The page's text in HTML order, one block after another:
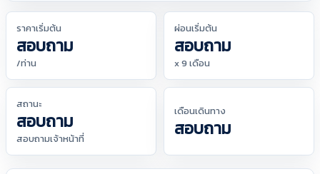
ราคาเริ่มต้น
สอบถาม
/ท่าน
ผ่อนเริ่มต้น
สอบถาม
x 9 เดือน
สถานะ
สอบถาม
สอบถามเจ้าหน้าที่
เดือนเดินทาง
สอบถาม